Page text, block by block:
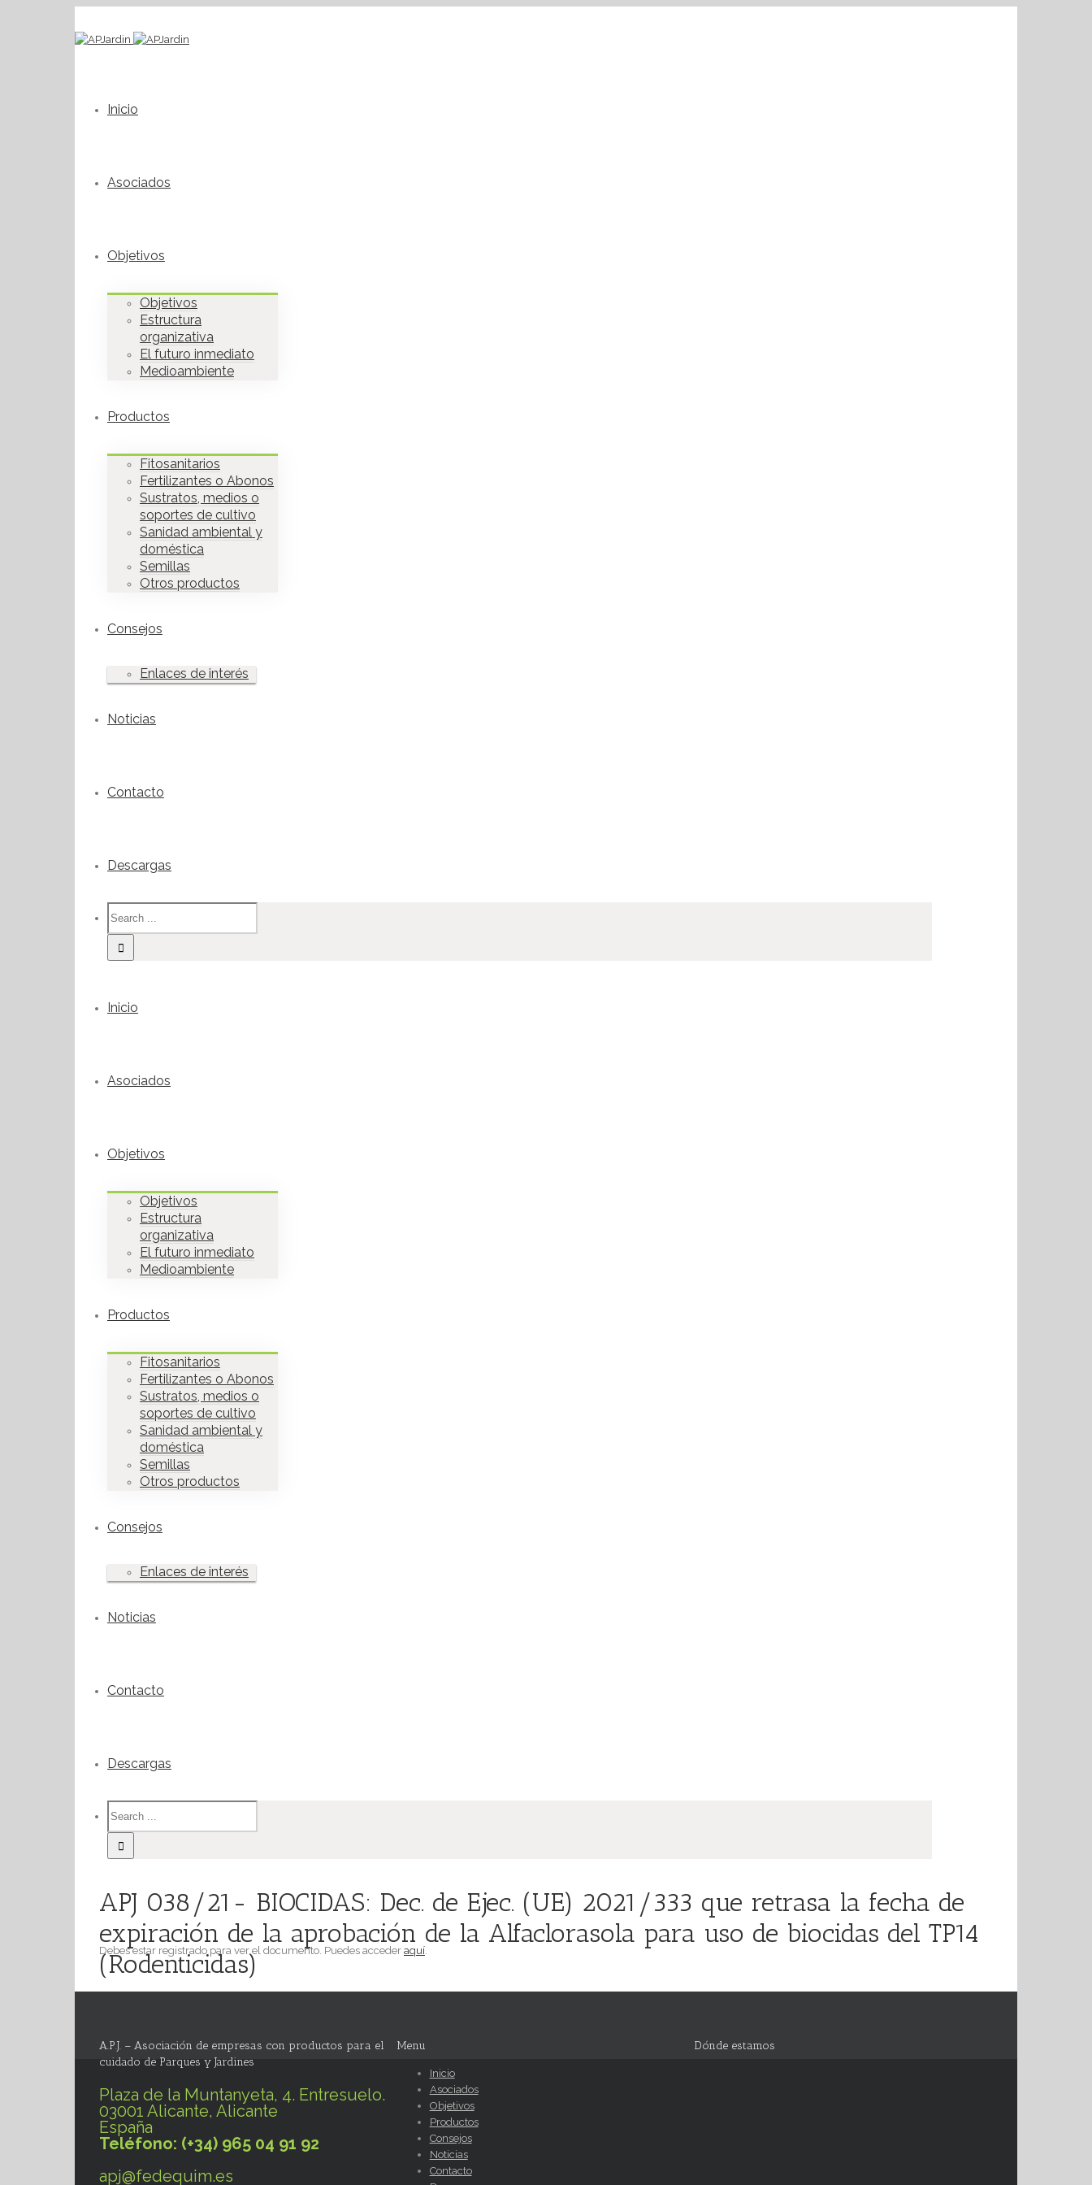
Inicio
Asociados
Objetivos
Objetivos
Estructura
organizativa
El futuro inmediato
Medioambiente
Productos
Fitosanitarios
Fertilizantes o Abonos
Sustratos, medios o
soportes de cultivo
Sanidad ambiental y
doméstica
Semillas
Otros productos
Consejos
Enlaces de interés
Noticias
Contacto
Descargas
Inicio
Asociados
Objetivos
Objetivos
Estructura
organizativa
El futuro inmediato
Medioambiente
Productos
Fitosanitarios
Fertilizantes o Abonos
Sustratos, medios o
soportes de cultivo
Sanidad ambiental y
doméstica
Semillas
Otros productos
Consejos
Enlaces de interés
Noticias
Contacto
Descargas
APJ 038/21- BIOCIDAS: Dec. de Ejec. (UE) 2021/333 que retrasa la fecha de
expiración de la aprobación de la Alfaclorasola para uso de biocidas del TP14
(Rodenticidas)
Debes estar registrado para ver el documento. Puedes acceder aquí.
A.P.J. – Asociación de empresas con productos para el
cuidado de Parques y Jardines
Plaza de la Muntanyeta, 4. Entresuelo.
03001 Alicante, Alicante
España
Teléfono: (+34) 965 04 91 92
apj@fedequim.es
Menu
Inicio
Asociados
Objetivos
Productos
Consejos
Noticias
Contacto
Dónde estamos